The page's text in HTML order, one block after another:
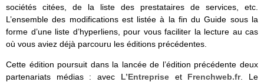
sociétés citées, de la liste des prestataires de services, etc.
L’ensemble des modifications est listée à la fin du Guide sous la
forme d’une liste d’hyperliens, pour vous faciliter la lecture au cas
où vous aviez déjà parcouru les éditions précédentes.
Cette édition poursuit dans la lancée de l’édition précédente deux
partenariats médias : avec L’Entrepriseet Frenchweb.fr. Le